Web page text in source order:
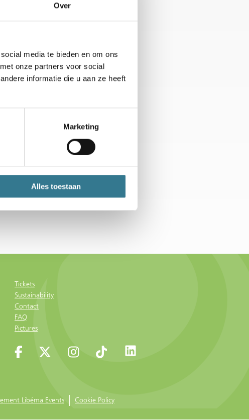
Over
media te bieden en om ons
onze partners voor social
informatie die u aan ze heeft
Marketing
Alles toestaan
Country: NED
Britt du Pree [WC]
Rank:291
Tickets
Sustainability
Contact
FAQ
Pictures
Libéma Events Cookie Policy